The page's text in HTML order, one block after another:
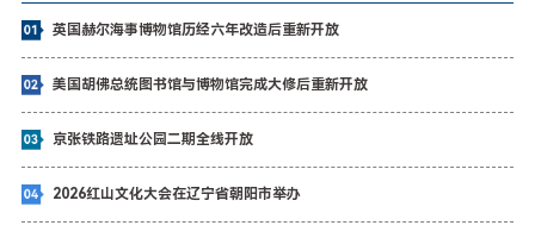
英国赫尔海事博物馆历经六年改造后重新开放
美国胡佛总统图书馆与博物馆完成大修后重新开放
京张铁路遗址公园二期全线开放
2026红山文化大会在辽宁省朝阳市举办